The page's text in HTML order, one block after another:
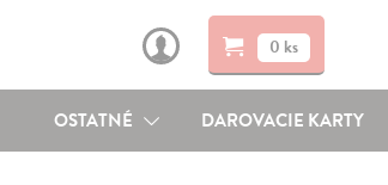
0 ks
OSTATNÉ DAROVACIE KARTY